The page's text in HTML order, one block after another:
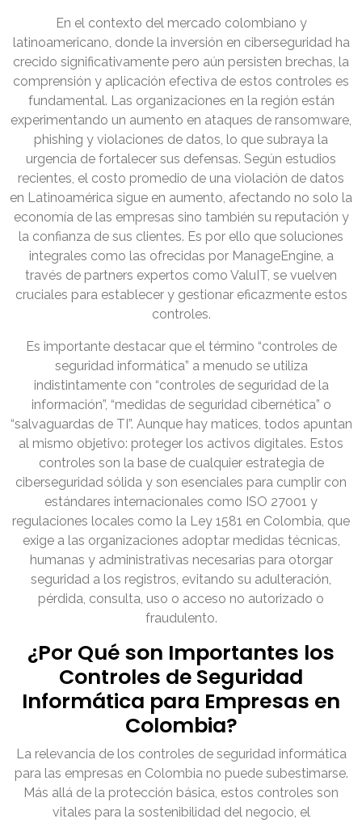
En el contexto del mercado colombiano y
latinoamericano, donde la inversión en ciberseguridad ha
crecido significativamente pero aún persisten brechas, la
comprensión y aplicación efectiva de estos controles es
fundamental. Las organizaciones en la región están
experimentando un aumento en ataques de ransomware,
phishing y violaciones de datos, lo que subraya la
urgencia de fortalecer sus defensas. Según estudios
recientes, el costo promedio de una violación de datos
en Latinoamérica sigue en aumento, afectando no solo la
economía de las empresas sino también su reputación y
la confianza de sus clientes. Es por ello que soluciones
integrales como las ofrecidas por ManageEngine, a
través de partners expertos como ValuIT, se vuelven
cruciales para establecer y gestionar eficazmente estos
controles.
Es importante destacar que el término “controles de
seguridad informática” a menudo se utiliza
indistintamente con “controles de seguridad de la
información”, “medidas de seguridad cibernética” o
“salvaguardas de TI”. Aunque hay matices, todos apuntan
al mismo objetivo: proteger los activos digitales. Estos
controles son la base de cualquier estrategia de
ciberseguridad sólida y son esenciales para cumplir con
estándares internacionales como ISO 27001 y
regulaciones locales como la Ley 1581 en Colombia, que
exige a las organizaciones adoptar medidas técnicas,
humanas y administrativas necesarias para otorgar
seguridad a los registros, evitando su adulteración,
pérdida, consulta, uso o acceso no autorizado o
fraudulento.
¿Por Qué son Importantes los
Controles de Seguridad
Informática para Empresas en
Colombia?
La relevancia de los controles de seguridad informática
para las empresas en Colombia no puede subestimarse.
Más allá de la protección básica, estos controles son
vitales para la sostenibilidad del negocio, el